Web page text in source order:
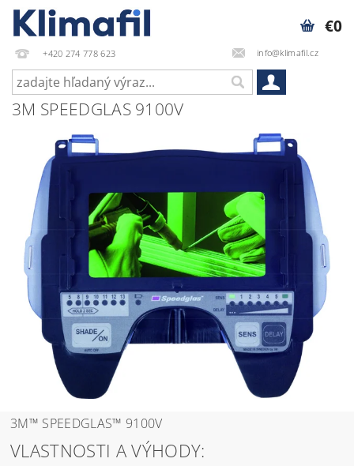
+420 274 778 623 info@klimafil.cz
€0
3M SPEEDGLAS 9100V
3M™ SPEEDGLAS™ 9100V
VLASTNOSTI A VÝHODY: